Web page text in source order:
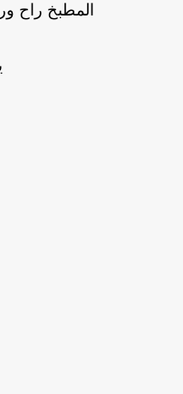
المطبخ راح